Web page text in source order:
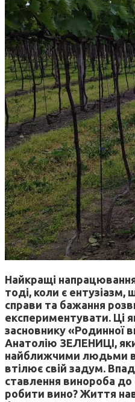
Найкращі
тоді, коли є ентузіазм,
справи та бажання
експериментувати. Ці
засновнику «Родинної
Анатолію ЗЕЛЕНИЦІ,
найближчими людьми
втілює свій задум.
ставлення винороба
робити вино? Життя